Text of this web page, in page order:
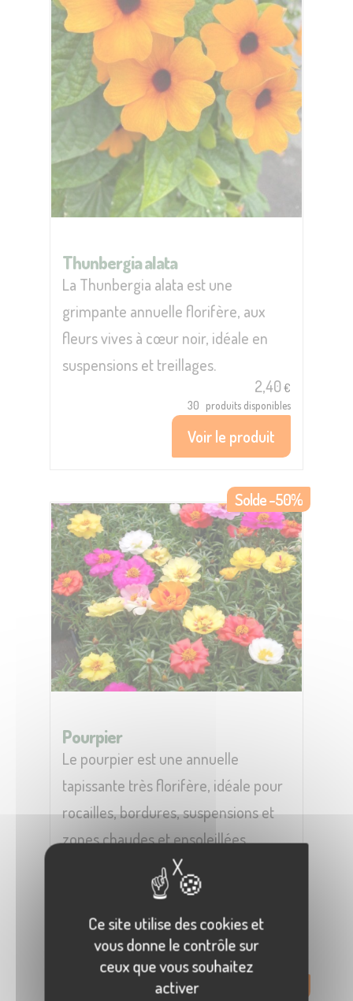
Ce site utilise des cookies et
vous donne le contrôle sur
ceux que vous souhaitez
activer
XMasquer le
Thunbergia alata
La Thunbergia alata est une
grimpante annuelle florifère, aux
fleurs vives à cœur noir, idéale en
suspensions et treillages.
2,40€
30 produits disponibles
Voir le produit
Solde -50%
Pourpier
Le pourpier est une annuelle
tapissante très florifère, idéale pour
rocailles, bordures, suspensions et
zones chaudes et ensoleillées.
200
Voir le produit